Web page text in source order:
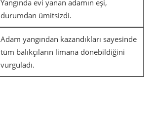
Yangında evi yanan adamın eşi,
durumdan ümitsizdi.
Adam yangından kazandıkları sayesinde
tüm balıkçıların limana dönebildiğini
vurguladı.